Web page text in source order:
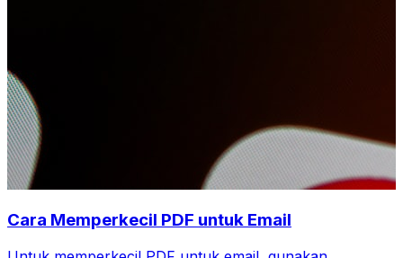
Cara Memperkecil PDF untuk Email